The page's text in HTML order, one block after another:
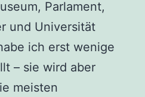
Parlament,
und Universität
ich erst wenige
– sie wird aber
meisten